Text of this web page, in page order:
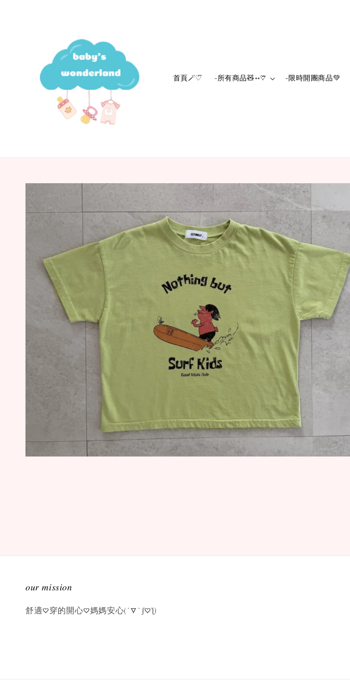
首頁🪄‎♡⃛ -所有商品🧸॰॰♡⃛ -限時開團商品💚‪
𝑜𝑢𝑟 𝑚𝑖𝑠𝑠𝑖𝑜𝑛
舒適♡穿的開心♡媽媽安心(´▽`ʃ♡ƪ)